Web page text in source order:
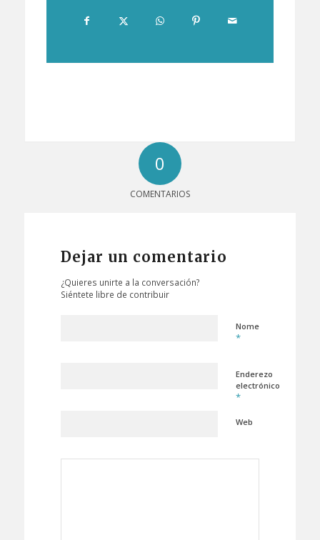
0
COMENTARIOS
Dejar un comentario
¿Quieres unirte a la conversación?
Siéntete libre de contribuir
Nome
*
Enderezo
electrónico
*
Web